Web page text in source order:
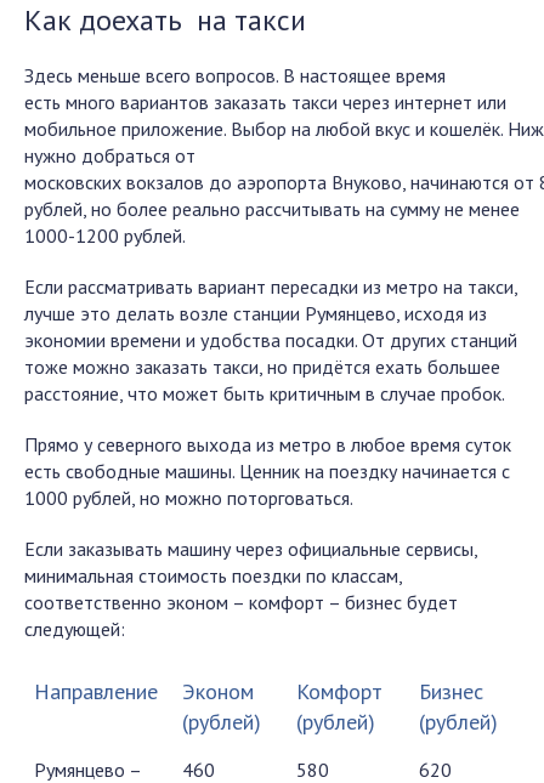
Как доехать на такси
Здесь меньше всего вопросов. В настоящее время
есть много вариантов заказать такси через интернет или
мобильное приложение. Выбор на любой вкус и кошелёк.
нужно добраться от
московских вокзалов до аэропорта Внуково, начинаются от
рублей, но более реально рассчитывать на сумму не менее
1000-1200 рублей.
Если рассматривать вариант пересадки из метро на такси,
лучше это делать возле станции Румянцево, исходя из
экономии времени и удобства посадки. От других станций
тоже можно заказать такси, но придётся ехать большее
расстояние, что может быть критичным в случае пробок.
Прямо у северного выхода из метро в любое время суток
есть свободные машины. Ценник на поездку начинается с
1000 рублей, но можно поторговаться.
Если заказывать машину через официальные сервисы,
минимальная стоимость поездки по классам,
соответственно эконом – комфорт – бизнес будет
следующей:
Направление
Эконом
(рублей)
Комфорт
(рублей)
Бизнес
(рублей)
Румянцево –
460 580 620